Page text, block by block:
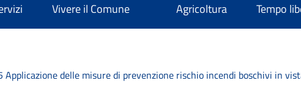
Vivere il Comune Agricoltura Tempo
delle misure di prevenzione rischio incendi boschivi in